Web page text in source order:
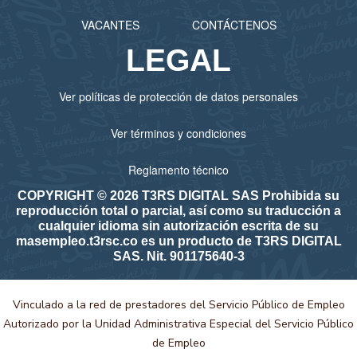
VACANTES CONTÁCTENOS
LEGAL
Ver políticas de protección de datos personales
Ver términos y condiciones
Reglamento técnico
COPYRIGHT © 2026 T3RS DIGITAL SAS Prohibida su
reproducción total o parcial, así como su traducción a
cualquier idioma sin autorización escrita de su
masempleo.t3rsc.co es un producto de T3RS DIGITAL
SAS. Nit. 901175640-3
Vinculado a la red de prestadores del Servicio Público de Empleo
Autorizado por la Unidad Administrativa Especial del Servicio Público
de Empleo